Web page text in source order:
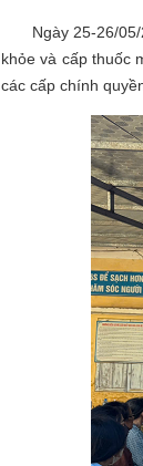
Ngày 25-26/05/
khỏe và cấp thuốc
các cấp chính